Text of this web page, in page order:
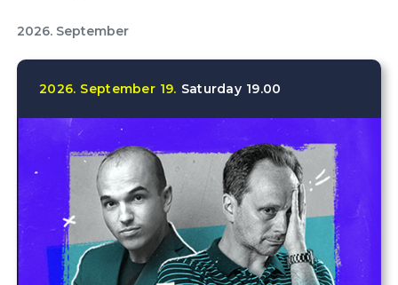
2026. September
2026. September 19. Saturday 19.00